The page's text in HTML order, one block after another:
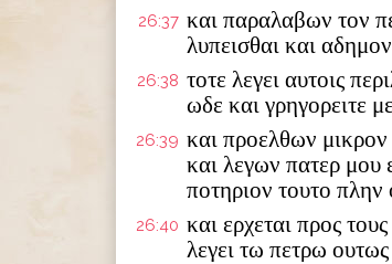
26:37 και παραλαβων τον
λυπεισθαι και
26:38 τοτε λεγει αυτοις
ωδε και γρηγορειτε
26:39 και προελθων
και λεγων πατερ μου
ποτηριον τουτο
26:40 και ερχεται προς
λεγει τω πετρω